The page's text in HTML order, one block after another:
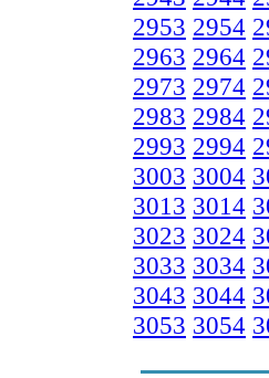
2953 2954
2963 2964
2973 2974
2983 2984
2993 2994
3003 3004
3013 3014
3023 3024
3033 3034
3043 3044
3053 3054